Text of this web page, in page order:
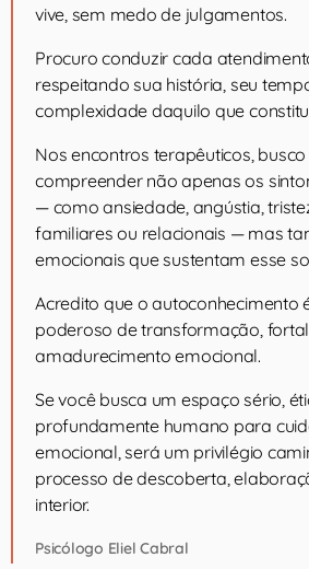
vive, sem medo de julgamentos.
Procuro conduzir cada
respeitando sua história, seu
complexidade daquilo que
Nos encontros terapêuticos,
compreender não apenas os
— como ansiedade, angústia,
familiares ou relacionais — mas
emocionais que sustentam esse
Acredito que o autoconhecimento
poderoso de transformação,
amadurecimento emocional.
Se você busca um espaço sério,
profundamente humano para
emocional, será um privilégio
processo de descoberta,
interior.
Psicólogo Eliel Cabral